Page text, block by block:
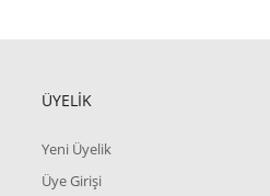
ÜYELİK
Yeni Üyelik
Üye Girişi